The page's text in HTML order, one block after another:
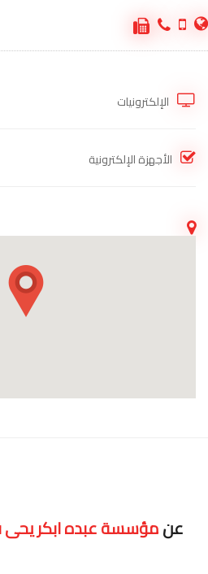
الإلكترونيات
الأجهزة الإلكترونية
عنمؤسسة عبده ابكر يحى